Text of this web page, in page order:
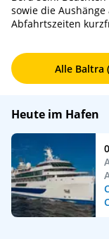
sowie die
Abfahrtszeiten
Alle Baltra
Heute im Hafen